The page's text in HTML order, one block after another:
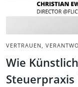
Wie